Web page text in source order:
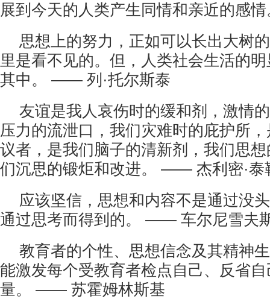
展到今天的人类产生同情和亲近的感
思想上的努力，正如可以长出大树
里是看不见的。但，人类社会生活的
其中。 —— 列·托尔斯泰
友谊是我人哀伤时的缓和剂，激情
压力的流泄口，我们灾难时的庇护所
议者，是我们脑子的清新剂，我们思
们沉思的锻炬和改进。 —— 杰利密·泰
应该坚信，思想和内容不是通过没
通过思考而得到的。 —— 车尔尼雪夫
教育者的个性、思想信念及其精神
能激发每个受教育者检点自己、反省
量。 —— 苏霍姆林斯基